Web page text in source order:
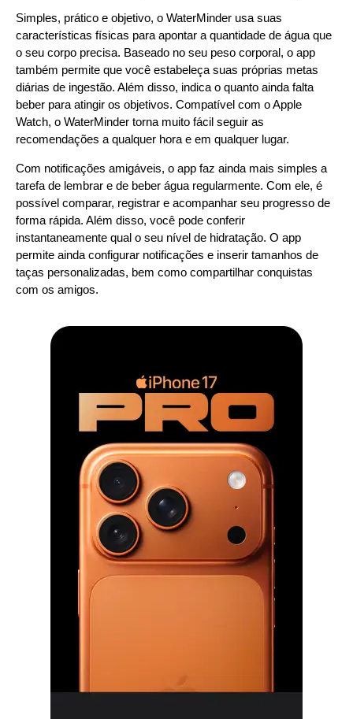
Simples, prático e objetivo, o WaterMinder usa suas
características físicas para apontar a quantidade de água que
o seu corpo precisa. Baseado no seu peso corporal, o app
também permite que você estabeleça suas próprias metas
diárias de ingestão. Além disso, indica o quanto ainda falta
beber para atingir os objetivos. Compatível com o Apple
Watch, o WaterMinder torna muito fácil seguir as
recomendações a qualquer hora e em qualquer lugar.
Com notificações amigáveis, o app faz ainda mais simples a
tarefa de lembrar e de beber água regularmente. Com ele, é
possível comparar, registrar e acompanhar seu progresso de
forma rápida. Além disso, você pode conferir
instantaneamente qual o seu nível de hidratação. O app
permite ainda configurar notificações e inserir tamanhos de
taças personalizadas, bem como compartilhar conquistas
com os amigos.